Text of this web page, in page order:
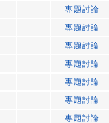
專題討論
專題討論
專題討論
專題討論
專題討論
專題討論
專題討論